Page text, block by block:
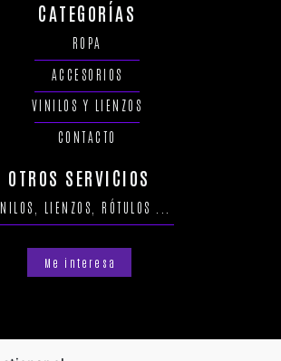
CATEGORÍAS
ROPA
ACCESORIOS
VINILOS Y LIENZOS
CONTACTO
OTROS SERVICIOS
LIENZOS, RÓTULOS ...
Me interesa